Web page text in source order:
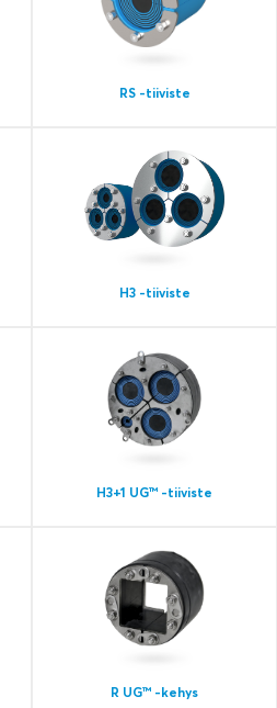
RS -tiiviste
H3 -tiiviste
H3+1 UG™ ‑tiiviste
R UG™ -kehys